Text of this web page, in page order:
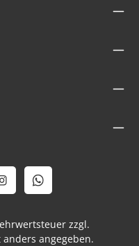
zzgl.
angegeben.